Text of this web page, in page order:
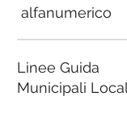
alfanumerico
Linee Guida
Municipali